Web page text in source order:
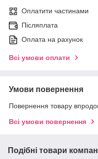
Оплатити частинами
Післяплата
Оплата на рахунок
Всі умови оплати
Умови повернення
Повернення товару
Всі умови повернення
Подібні товари